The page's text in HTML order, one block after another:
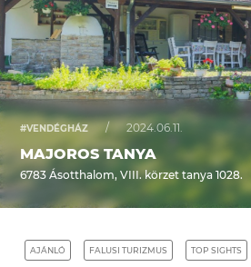
#VENDÉGHÁZ / 2024.06.11.
MAJOROS TANYA
6783 Ásotthalom, VIII. körzet tanya 1028.
AJÁNLÓ FALUSI TURIZMUS TOP SIGHTS